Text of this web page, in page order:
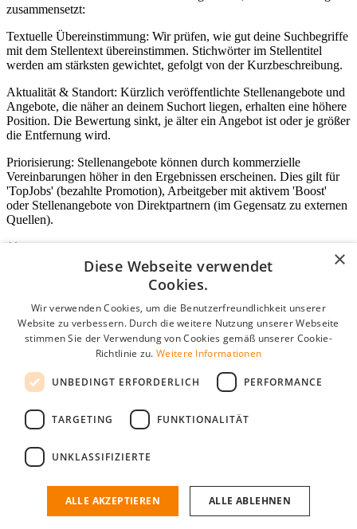
zusammensetzt:
Textuelle Übereinstimmung: Wir prüfen, wie gut deine Suchbegriffe
mit dem Stellentext übereinstimmen. Stichwörter im Stellentitel
werden am stärksten gewichtet, gefolgt von der Kurzbeschreibung.
Aktualität & Standort: Kürzlich veröffentlichte Stellenangebote und
Angebote, die näher an deinem Suchort liegen, erhalten eine höhere
Position. Die Bewertung sinkt, je älter ein Angebot ist oder je größer
die Entfernung wird.
Priorisierung: Stellenangebote können durch kommerzielle
Vereinbarungen höher in den Ergebnissen erscheinen. Dies gilt für
'TopJobs' (bezahlte Promotion), Arbeitgeber mit aktivem 'Boost'
oder Stellenangebote von Direktpartnern (im Gegensatz zu externen
Quellen).
Login für Unternehmen
E-Mail*
Passwort
Angemeldet bleiben
Passwort vergessen?
Kostenloses Unternehmensprofil
Wenn Sie sich registriert haben, können Sie ein Unternehmensprofil
passenden Mitarbeiter zu finden.
×
Diese Webseite verwendet
Cookies.
Wir verwenden Cookies, um die Benutzerfreundlichkeit unserer
Website zu verbessern. Durch die weitere Nutzung unserer Webseite
stimmen Sie der Verwendung von Cookies gemäß unserer Cookie-
Richtlinie zu. Weitere Informationen
UNBEDINGT ERFORDERLICH PERFORMANCE
TARGETING FUNKTIONALITÄT
UNKLASSIFIZIERTE
ALLE AKZEPTIEREN ALLE ABLEHNEN